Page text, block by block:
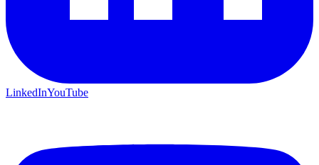
LinkedInYouTube